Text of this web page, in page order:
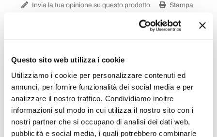
Questo sito web utilizza i cookie
Utilizziamo i cookie per personalizzare contenuti ed
annunci, per fornire funzionalità dei social media e per
analizzare il nostro traffico. Condividiamo inoltre
informazioni sul modo in cui utilizza il nostro sito con i
nostri partner che si occupano di analisi dei dati web,
pubblicità e social media, i quali potrebbero combinarle
Invia la tua opinione su questo prodotto Stampa
Tavoli Tulip